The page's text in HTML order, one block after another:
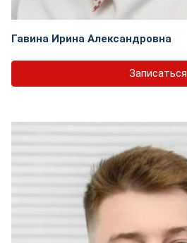
Гавина Ирина Александровна
Записаться